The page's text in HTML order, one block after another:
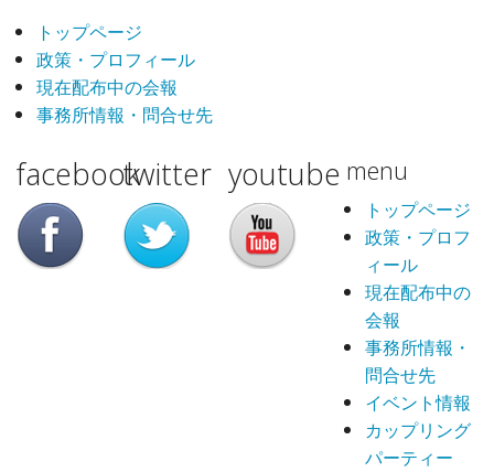
トップページ
政策・プロフィール
現在配布中の会報
事務所情報・問合せ先
facebooktwitter youtube menu
トップページ
政策・プロフ
ィール
現在配布中の
会報
事務所情報・
問合せ先
イベント情報
カップリング
パーティー